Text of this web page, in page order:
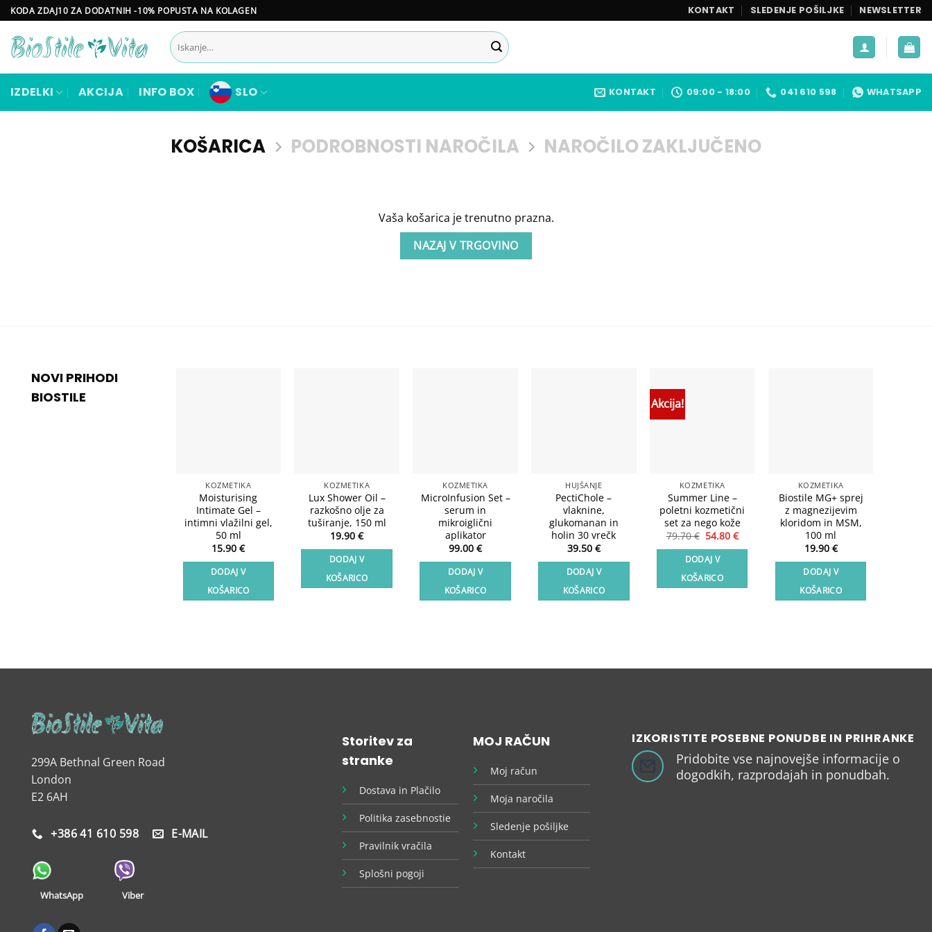
Skoči
na
vsebino
KODA ZDAJ10 ZA DODATNIH -10% POPUSTA NA KOLAGEN KONTAKT SLEDENJE POŠILJKE NEWSLETTER
Išči:
IZDELKI AKCIJA INFO BOX SLO KONTAKT 09:00 - 18:00 041 610 598 WHATSAPP
KOŠARICA PODROBNOSTI NAROČILA NAROČILO ZAKLJUČENO
Vaša košarica je trenutno prazna.
NAZAJ V TRGOVINO
NOVI PRIHODI
BIOSTILE
KOZMETIKA
Moisturising
Intimate Gel –
intimni vlažilni gel,
50 ml
15.90€
DODAJ V
KOŠARICO
KOZMETIKA
Lux Shower Oil –
razkošno olje za
tuširanje, 150 ml
19.90€
DODAJ V
KOŠARICO
KOZMETIKA
MicroInfusion Set –
serum in
mikroiglični
aplikator
99.00€
DODAJ V
KOŠARICO
HUJŠANJE
PectiChole –
vlaknine,
glukomanan in
holin 30 vrečk
39.50 €
DODAJ V
KOŠARICO
Akcija!
KOZMETIKA
Summer Line –
poletni kozmetični
set za nego kože
79.70€ Izvirna
je
bila:
79.70 €.
54.80 €Trenutna
DODAJ V
KOŠARICO
KOZMETIKA
Biostile MG+ sprej
z magnezijevim
kloridom in MSM,
100 ml
19.90 €
DODAJ V
KOŠARICO
299A Bethnal Green Road
London
E2 6AH
+386 41 610 598 E-MAIL
WhatsApp Viber
Storitev za
stranke
Dostava in Plačilo
Politika zasebnostie
Pravilnik vračila
Splošni pogoji
MOJ RAČUN
Moj račun
Moja naročila
Sledenje pošiljke
Kontakt
IZKORISTITE POSEBNE PONUDBE IN PRIHRANKE
Pridobite vse najnovejše informacije o
dogodkih, razprodajah in ponudbah.